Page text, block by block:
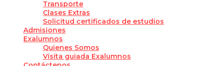
Transporte
Clases Extras
Solicitud certificados de estudios
Admisiones
Exalumnos
Quienes Somos
Visita guiada Exalumnos